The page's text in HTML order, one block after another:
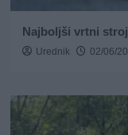
Najboljši vrtni
Urednik 02/06/